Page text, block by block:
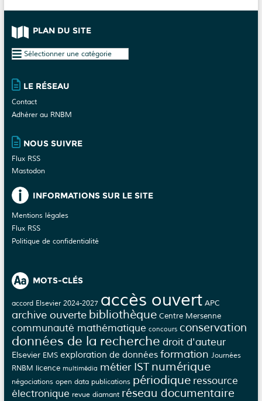
PLAN DU SITE
Plan
site
LE RÉSEAU
Contact
Adhérer au RNBM
NOUS SUIVRE
Flux RSS
Mastodon
INFORMATIONS SUR LE SITE
Mentions légales
Flux RSS
Politique de confidentialité
MOTS-CLÉS
accord Elsevier 2024-2027 accès ouvert APC
archive ouverte bibliothèque Centre Mersenne
communauté mathématique concours conservation
données de la recherche droit d'auteur
Elsevier EMS exploration de données formation Journées
RNBM licence multimédia métier IST numérique
négociations open data publications périodique ressource
électronique revue diamant réseau documentaire